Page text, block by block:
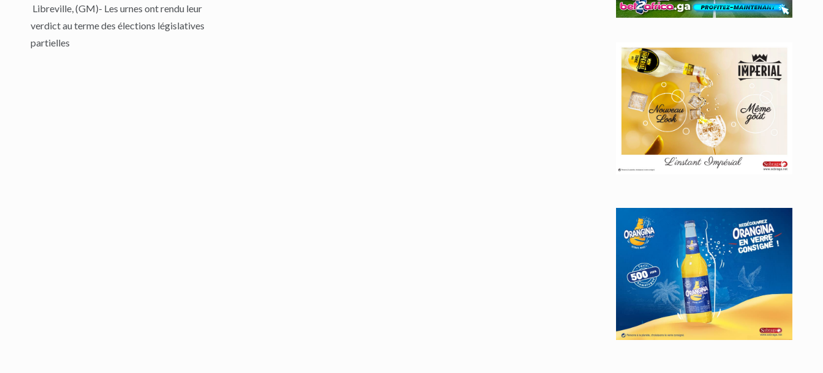
Libreville, (GM)- Les urnes ont rendu leur
verdict au terme des élections législatives
partielles